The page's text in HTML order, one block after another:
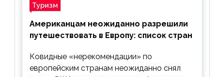
Туризм
Американцам неожиданно разрешили
путешествовать в Европу: список стран
Ковидные «нерекомендации» по
европейским странам неожиданно снял